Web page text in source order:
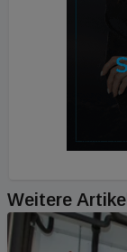
Weitere Artikel